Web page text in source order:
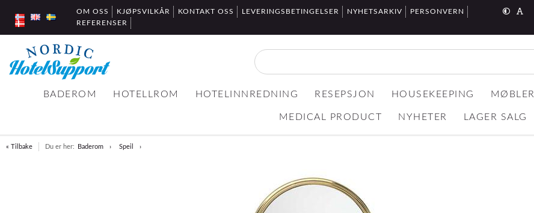
OM OSS KJØPSVILKÅR KONTAKT OSS LEVERINGSBETINGELSER NYHETSARKIV
PERSONVERN
REFERENSER
BADEROM HOTELLROM HOTELINNREDNING RESEPSJON HOUSEKEEPING MØBLER
MEDICAL PRODUCT NYHETER LAGER SALG
« Tilbake Du er her: Baderom Speil